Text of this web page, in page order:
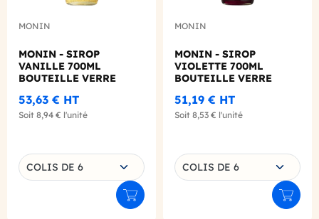
MONIN
MONIN - SIROP
VANILLE 700ML
BOUTEILLE VERRE
53,63 € HT
Soit 8,94 € l'unité
Choisissez une déclinaison
COLIS DE 6
Ajouter au panier
MONIN
MONIN - SIROP
VIOLETTE 700ML
BOUTEILLE VERRE
51,19 € HT
Soit 8,53 € l'unité
Choisissez une déclinaison
COLIS DE 6